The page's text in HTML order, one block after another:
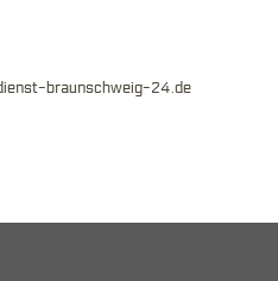
braunschweig-24.de